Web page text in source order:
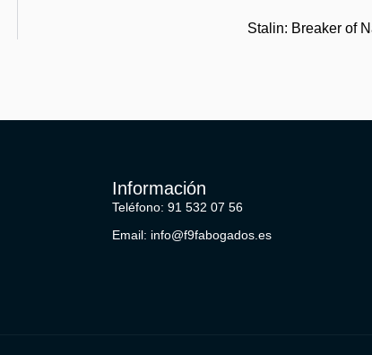
Stalin: Breaker of
Información
Teléfono: 91 532 07 56
Email: info@f9fabogados.es